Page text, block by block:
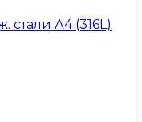
стали А4 (316L)